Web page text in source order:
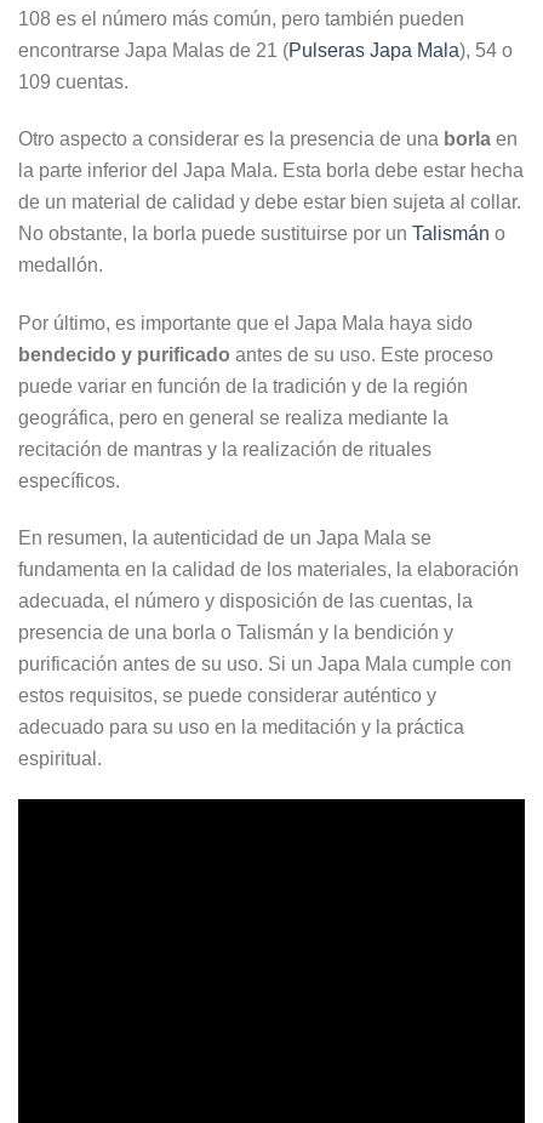
108 es el número más común, pero también pueden
encontrarse Japa Malas de 21 (Pulseras Japa Mala), 54 o
109 cuentas.
Otro aspecto a considerar es la presencia de una borla en
la parte inferior del Japa Mala. Esta borla debe estar hecha
de un material de calidad y debe estar bien sujeta al collar.
No obstante, la borla puede sustituirse por un Talismán o
medallón.
Por último, es importante que el Japa Mala haya sido
bendecido y purificado antes de su uso. Este proceso
puede variar en función de la tradición y de la región
geográfica, pero en general se realiza mediante la
recitación de mantras y la realización de rituales
específicos.
En resumen, la autenticidad de un Japa Mala se
fundamenta en la calidad de los materiales, la elaboración
adecuada, el número y disposición de las cuentas, la
presencia de una borla o Talismán y la bendición y
purificación antes de su uso. Si un Japa Mala cumple con
estos requisitos, se puede considerar auténtico y
adecuado para su uso en la meditación y la práctica
espiritual.